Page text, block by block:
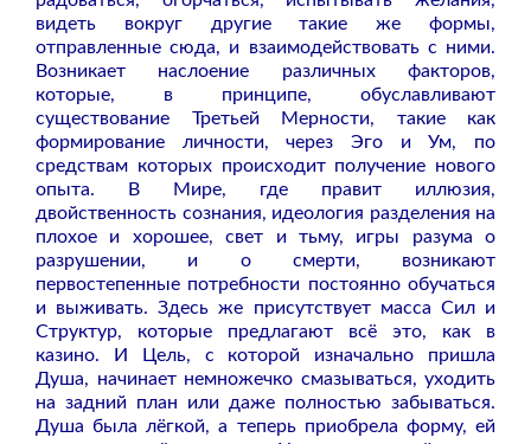
видеть вокруг другие такие же формы,
отправленные сюда, и взаимодействовать с ними.
Возникает наслоение различных факторов,
которые, в принципе, обуславливают
существование Третьей Мерности, такие как
формирование личности, через Эго и Ум, по
средствам которых происходит получение нового
опыта. В Мире, где правит иллюзия,
двойственность сознания, идеология разделения на
плохое и хорошее, свет и тьму, игры разума о
разрушении, и о смерти, возникают
первостепенные потребности постоянно обучаться
и выживать. Здесь же присутствует масса Сил и
Структур, которые предлагают всё это, как в
казино. И Цель, с которой изначально пришла
Душа, начинает немножечко смазываться, уходить
на задний план или даже полностью забываться.
Душа была лёгкой, а теперь приобрела форму, ей